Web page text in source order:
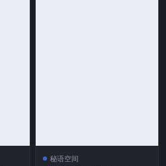
秘语空间